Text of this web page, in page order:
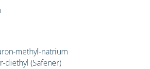
methyl-natrium
diethyl (Safener)